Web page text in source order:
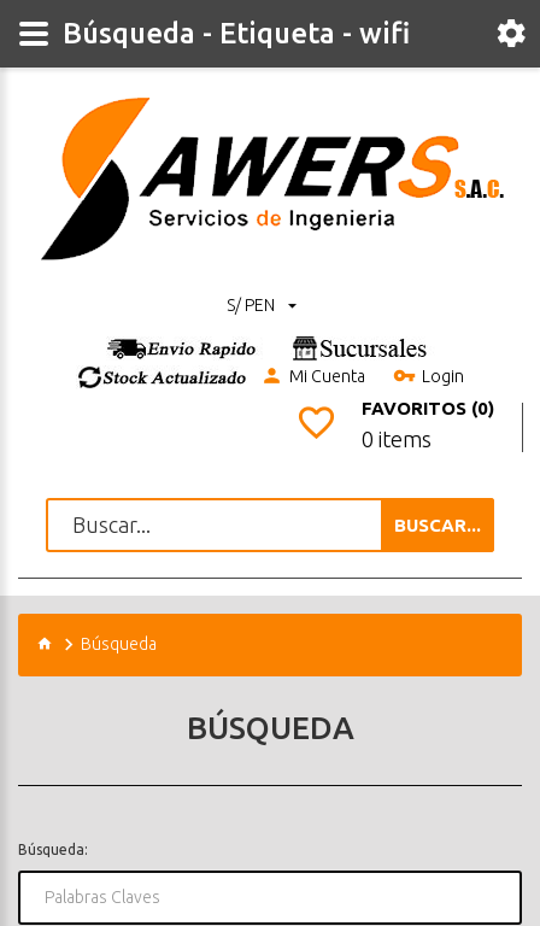
S/ PEN
Mi Cuenta Login
FAVORITOS (0)
0 items
BUSCAR...
Búsqueda
BÚSQUEDA
Búsqueda:
Búsqueda - Etiqueta - wifi